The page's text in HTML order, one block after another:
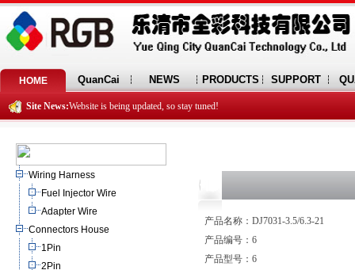
HOME QuanCai NEWS PRODUCTS SUPPORT
Site News:Website is being updated, so stay tuned!
Wiring Harness
Fuel Injector Wire
Adapter Wire
Connectors House
1Pin
2Pin
产品名称：DJ7031-3.5/6.3-21
产品编号：6
产品型号：6